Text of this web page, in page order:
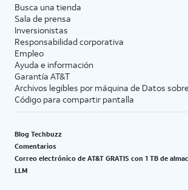
Busca una tienda
Sala de prensa
Inversionistas
Responsabilidad corporativa
Empleo
Ayuda e información
Garantía AT&T
Archivos legibles por máquina de Datos
Código para compartir pantalla
Blog Techbuzz
Comentarios
Correo electrónico de AT&T GRATIS con 1 TB de
LLM